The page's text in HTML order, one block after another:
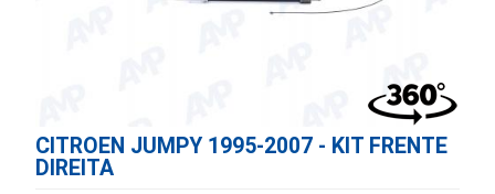
CITROEN JUMPY 1995-2007 - KIT FRENTE
DIREITA